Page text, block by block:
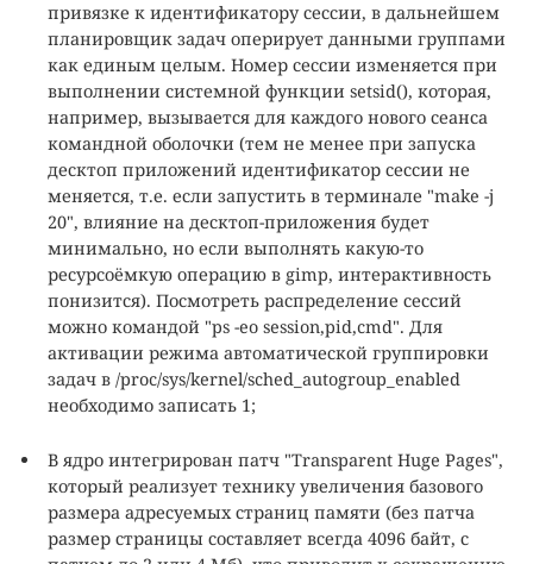
привязке к идентификатору сессии, в дальнейшем
планировщик задач оперирует данными группами
как единым целым. Номер сессии изменяется при
выполнении системной функции setsid(), которая,
например, вызывается для каждого нового сеанса
командной оболочки (тем не менее при запуска
десктоп приложений идентификатор сессии не
меняется, т.е. если запустить в терминале "make -j
20", влияние на десктоп-приложения будет
минимально, но если выполнять какую-то
ресурсоёмкую операцию в gimp, интерактивность
понизится). Посмотреть распределение сессий
можно командой "ps -eo session,pid,cmd". Для
активации режима автоматической группировки
задач в /proc/sys/kernel/sched_autogroup_enabled
необходимо записать 1;
В ядро интегрирован патч "Transparent Huge Рages",
который реализует технику увеличения базового
размера адресуемых страниц памяти (без патча
размер страницы составляет всегда 4096 байт, с